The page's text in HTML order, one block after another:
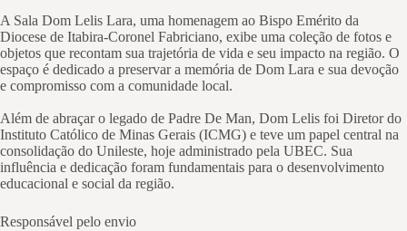
A Sala Dom Lelis Lara, uma homenagem ao Bispo Emérito da
Diocese de Itabira-Coronel Fabriciano, exibe uma coleção de fotos e
objetos que recontam sua trajetória de vida e seu impacto na região. O
espaço é dedicado a preservar a memória de Dom Lara e sua devoção
e compromisso com a comunidade local.
Além de abraçar o legado de Padre De Man, Dom Lelis foi Diretor do
Instituto Católico de Minas Gerais (ICMG) e teve um papel central na
consolidação do Unileste, hoje administrado pela UBEC. Sua
influência e dedicação foram fundamentais para o desenvolvimento
educacional e social da região.
Responsável pelo envio